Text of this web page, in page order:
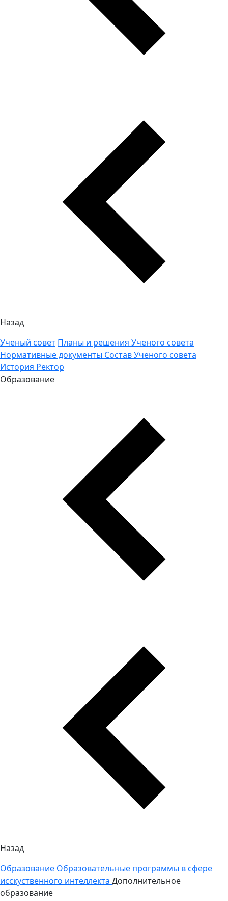
Назад
Ученый совет Планы и решения Ученого совета
Нормативные документы Состав Ученого совета
История Ректор
Образование
Назад
Образование Образовательные программы в сфере
исскуственного интеллекта Дополнительное
образование